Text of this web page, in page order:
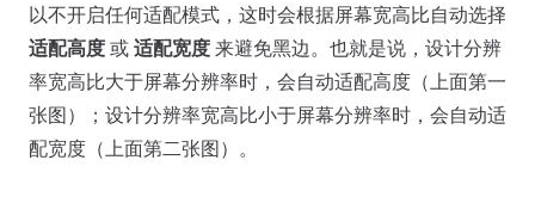
以不开启任何适配模式，这时会根据屏幕宽高比自动选择
适配高度 或 适配宽度 来避免黑边。也就是说，设计分辨
率宽高比大于屏幕分辨率时，会自动适配高度（上面第一
张图）；设计分辨率宽高比小于屏幕分辨率时，会自动适
配宽度（上面第二张图）。